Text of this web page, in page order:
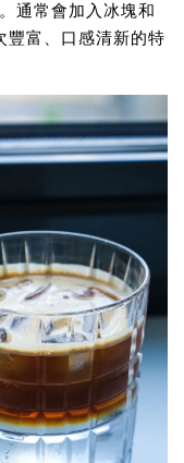
通常會加入冰塊和
豐富、口感清新的特